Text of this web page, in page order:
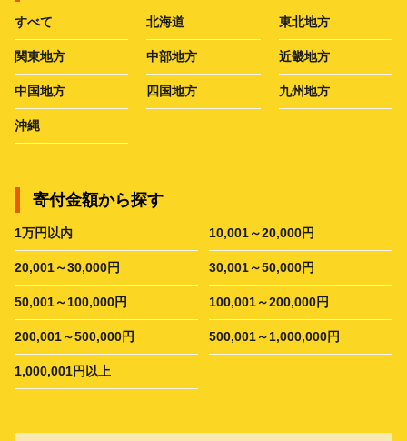
すべて 北海道 東北地方
関東地方 中部地方 近畿地方
中国地方 四国地方 九州地方
沖縄
寄付金額から探す
1万円以内 10,001～20,000円
20,001～30,000円 30,001～50,000円
50,001～100,000円 100,001～200,000円
200,001～500,000円 500,001～1,000,000円
1,000,001円以上